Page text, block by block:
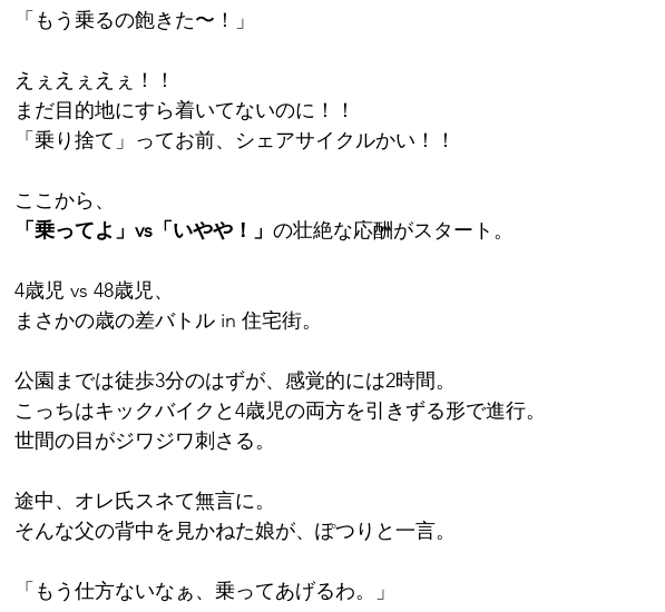
「もう乗るの飽きた〜！」
えぇえぇえぇ！！
まだ目的地にすら着いてないのに！！
「乗り捨て」ってお前、シェアサイクルかい！！
ここから、
「乗ってよ」vs「いやや！」 の壮絶な応酬がスタート。
4歳児 vs 48歳児、
まさかの歳の差バトル in 住宅街。
公園までは徒歩3分のはずが、感覚的には2時間。
こっちはキックバイクと4歳児の両方を引きずる形で進行。
世間の目がジワジワ刺さる。
途中、オレ氏スネて無言に。
そんな父の背中を見かねた娘が、ぽつりと一言。
「もう仕方ないなぁ、乗ってあげるわ。」